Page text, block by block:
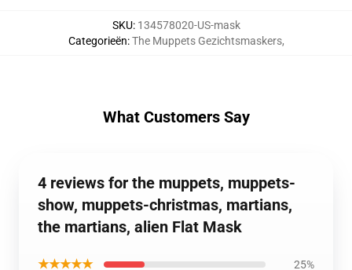
SKU: 134578020-US-mask
Categorieën:The Muppets Gezichtsmaskers,
What Customers Say
4 reviews for the muppets, muppets-
show, muppets-christmas, martians,
the martians, alien Flat Mask
★★★★★ 25%